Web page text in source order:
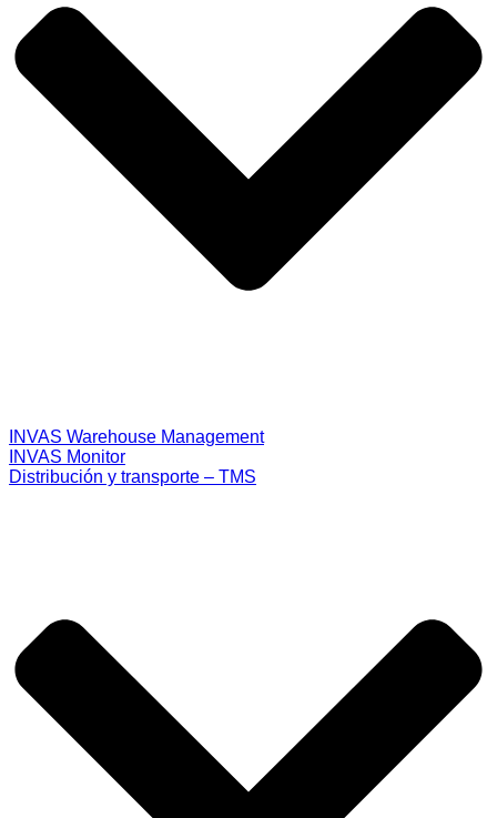
INVAS Warehouse Management
INVAS Monitor
Distribución y transporte – TMS